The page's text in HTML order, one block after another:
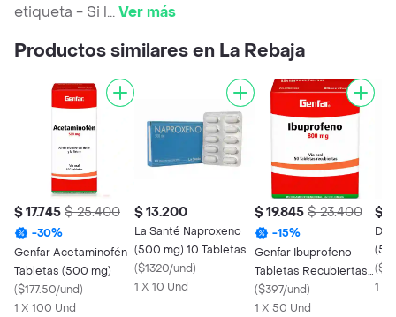
etiqueta - Si l...Ver más
Productos similares en La Rebaja
$ 17.745 $ 25.400
-30%
Genfar Acetaminofén
Tabletas (500 mg)
($177.50/und)
1 X 100 Und
$ 13.200
La Santé Naproxeno
(500 mg) 10 Tabletas
($1320/und)
1 X 10 Und
$ 19.845 $ 23.400
-15%
Genfar Ibuprofeno
Tabletas Recubiertas
Blister (800 mg)
($397/und)
1 X 50 Und
$
(
1 X